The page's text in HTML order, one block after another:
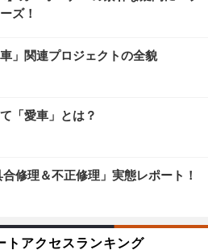
ズ！
」関連プロジェクトの全貌
「愛車」とは？
修理＆不正修理」実態レポート！
トアクセスランキング